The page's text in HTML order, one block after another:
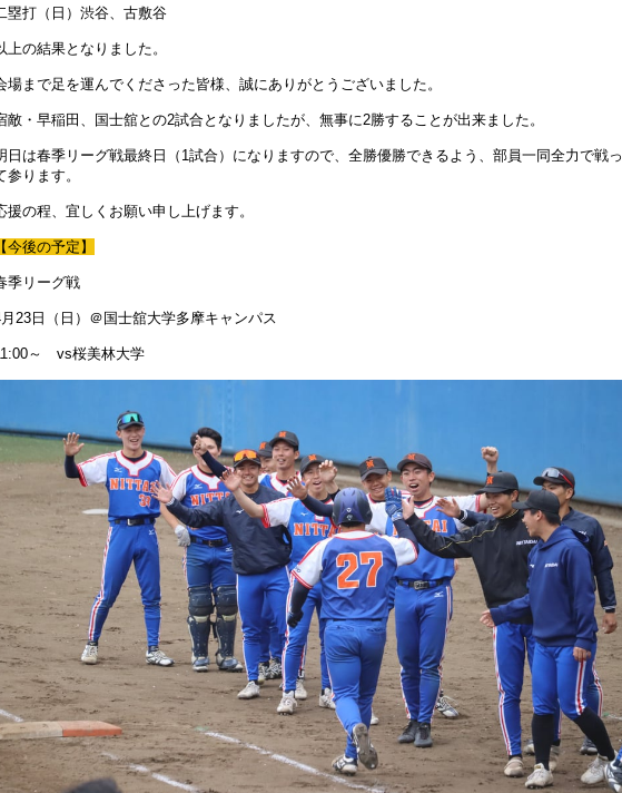
塁打（日）渋谷、古敷谷
上の結果となりました。
場まで足を運んでくださった皆様、誠にありがとうございました。
敵・早稲田、国士舘との2試合となりましたが、無事に2勝することが出来ました。
日は春季リーグ戦最終日（1試合）になりますので、全勝優勝できるよう、部員一同全力で戦っ
参ります。
援の程、宜しくお願い申し上げます。
【今後の予定】
季リーグ戦
23日（日）＠国士舘大学多摩キャンパス
～ vs桜美林大学